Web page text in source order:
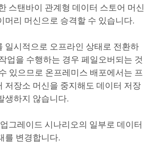
스탠바이 관계형 데이터 스토어 머신
머리 머신으로 승격할 수 있습니다.
일시적으로 오프라인 상태로 전환하
업을 수행하는 경우 페일오버되는 것
있으므로 온프레미스 배포에서는 프
저장소 머신을 중지해도 데이터 저장
생하지 않습니다.
그레이드 시나리오의 일부로 데이터
를 변경합니다.